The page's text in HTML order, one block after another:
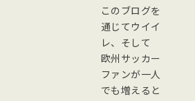
このブログを
通じてウイイ
レ、そして
欧州サッカー
ファンが一人
でも増えると